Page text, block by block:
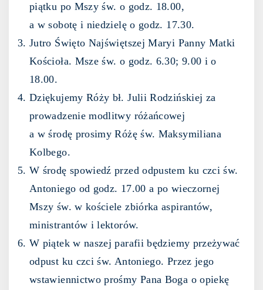
piątku po Mszy św. o godz. 18.00,
a w sobotę i niedzielę o godz. 17.30.
Jutro Święto Najświętszej Maryi Panny Matki
Kościoła. Msze św. o godz. 6.30; 9.00 i o
18.00.
Dziękujemy Róży bł. Julii Rodzińskiej za
prowadzenie modlitwy różańcowej
a w środę prosimy Różę św. Maksymiliana
Kolbego.
W środę spowiedź przed odpustem ku czci św.
Antoniego od godz. 17.00 a po wieczornej
Mszy św. w kościele zbiórka aspirantów,
ministrantów i lektorów.
W piątek w naszej parafii będziemy przeżywać
odpust ku czci św. Antoniego. Przez jego
wstawiennictwo prośmy Pana Boga o opiekę